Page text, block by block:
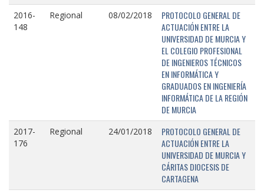
2016-
148
Regional 08/02/2018
PROTOCOLO GENERAL DE
ACTUACIÓN ENTRE LA
UNIVERSIDAD DE MURCIA Y
EL COLEGIO PROFESIONAL
DE INGENIEROS TÉCNICOS
EN INFORMÁTICA Y
GRADUADOS EN INGENIERÍA
INFORMÁTICA DE LA REGIÓN
DE MURCIA
2017-
176
Regional 24/01/2018
PROTOCOLO GENERAL DE
ACTUACIÓN ENTRE LA
UNIVERSIDAD DE MURCIA Y
CÁRITAS DIOCESIS DE
CARTAGENA